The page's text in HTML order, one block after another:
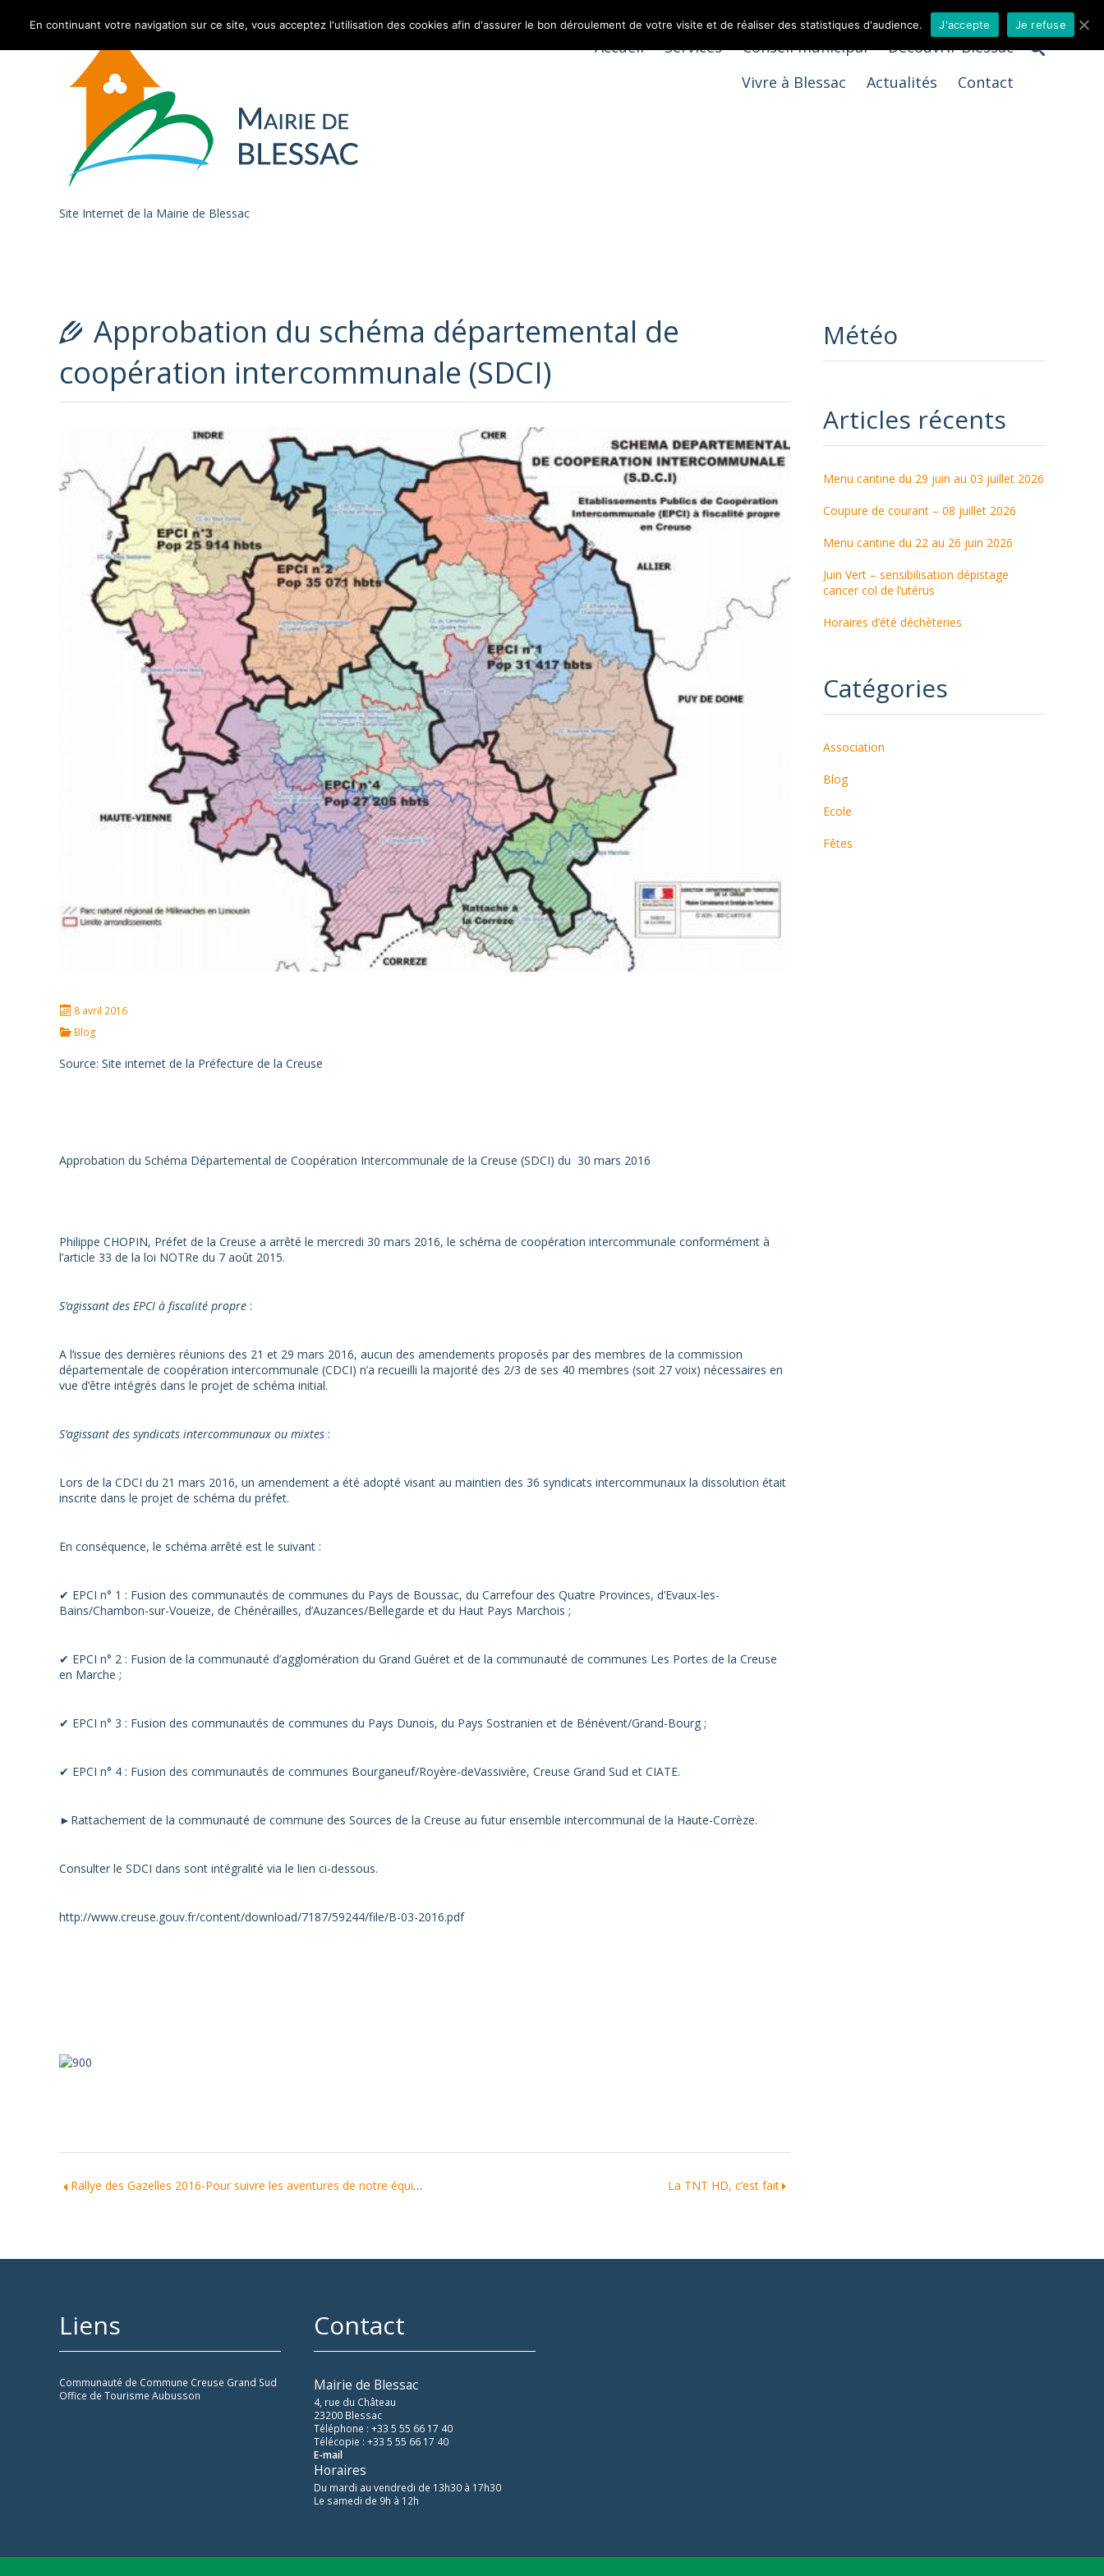
Site Internet de la Mairie de Blessac
Skip to content Accueil Services Conseil municipal
Découvrir Blessac
Vivre à Blessac
Actualités Contact
Approbation du schéma départemental de
coopération intercommunale (SDCI)
8 avril 2016
Blog
Source: Site internet de la Préfecture de la Creuse
Approbation du Schéma Départemental de Coopération Intercommunale de la Creuse (SDCI) du 30 mars 2016
Philippe CHOPIN, Préfet de la Creuse a arrêté le mercredi 30 mars 2016, le schéma de coopération intercommunale conformément à
l’article 33 de la loi NOTRe du 7 août 2015.
S’agissant des EPCI à fiscalité propre :
A l’issue des dernières réunions des 21 et 29 mars 2016, aucun des amendements proposés par des membres de la commission
départementale de coopération intercommunale (CDCI) n’a recueilli la majorité des 2/3 de ses 40 membres (soit 27 voix) nécessaires en
vue d’être intégrés dans le projet de schéma initial.
S’agissant des syndicats intercommunaux ou mixtes :
Lors de la CDCI du 21 mars 2016, un amendement a été adopté visant au maintien des 36 syndicats intercommunaux la dissolution était
inscrite dans le projet de schéma du préfet.
En conséquence, le schéma arrêté est le suivant :
✔ EPCI n° 1 : Fusion des communautés de communes du Pays de Boussac, du Carrefour des Quatre Provinces, d’Evaux-les-
Bains/Chambon-sur-Voueize, de Chénérailles, d’Auzances/Bellegarde et du Haut Pays Marchois ;
✔ EPCI n° 2 : Fusion de la communauté d’agglomération du Grand Guéret et de la communauté de communes Les Portes de la Creuse
en Marche ;
✔ EPCI n° 3 : Fusion des communautés de communes du Pays Dunois, du Pays Sostranien et de Bénévent/Grand-Bourg ;
✔ EPCI n° 4 : Fusion des communautés de communes Bourganeuf/Royère-deVassivière, Creuse Grand Sud et CIATE.
►Rattachement de la communauté de commune des Sources de la Creuse au futur ensemble intercommunal de la Haute-Corrèze.
Consulter le SDCI dans sont intégralité via le lien ci-dessous.
http://www.creuse.gouv.fr/content/download/7187/59244/file/B-03-2016.pdf
Rallye des Gazelles 2016-Pour suivre les aventures de notre équipage local La TNT HD, c’est fait
Météo
Articles récents
Menu cantine du 29 juin au 03 juillet 2026
Coupure de courant – 08 juillet 2026
Menu cantine du 22 au 26 juin 2026
Juin Vert – sensibilisation dépistage
cancer col de l’utérus
Horaires d’été déchèteries
Catégories
Association
Blog
Ecole
Fêtes
Liens
Communauté de Commune Creuse Grand Sud
Office de Tourisme Aubusson
Contact
Mairie de Blessac
4, rue du Château
23200 Blessac
Téléphone : +33 5 55 66 17 40
Télécopie : +33 5 55 66 17 40
E-mail
Horaires
Du mardi au vendredi de 13h30 à 17h30
Le samedi de 9h à 12h
En continuant votre navigation sur ce site, vous acceptez l'utilisation des cookies afin d'assurer le bon déroulement de votre visite et de réaliser des statistiques d'audience. J'accepte Je refuse